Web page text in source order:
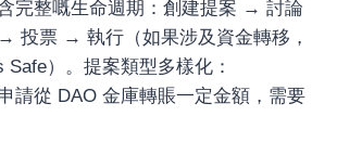
完整嘅生命週期：創建提案 → 討論
→ 投票 → 執行（如果涉及資金轉移，
Safe）。提案類型多樣化：
申請從 DAO 金庫轉賬一定金額，需要